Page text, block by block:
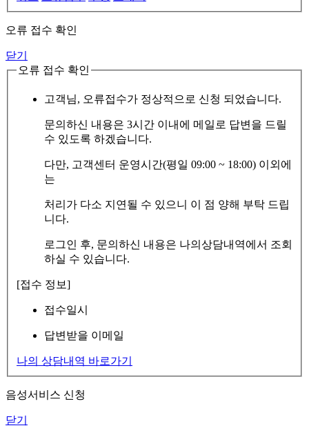
오류 접수 확인
닫기
오류 접수 확인
고객님, 오류접수가 정상적으로 신청 되었습니다.
문의하신 내용은 3시간 이내에 메일로 답변을 드릴
수 있도록 하겠습니다.
다만, 고객센터 운영시간(평일 09:00 ~ 18:00) 이외에
는
처리가 다소 지연될 수 있으니 이 점 양해 부탁 드립
니다.
로그인 후, 문의하신 내용은 나의상담내역에서 조회
하실 수 있습니다.
[접수 정보]
접수일시
답변받을 이메일
나의 상담내역 바로가기
음성서비스 신청
닫기